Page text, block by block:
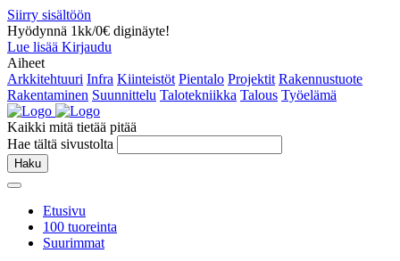
Siirry sisältöön
Hyödynnä 1kk/0€ diginäyte!
Lue lisää Kirjaudu
Aiheet
Arkkitehtuuri Infra Kiinteistöt Pientalo Projektit Rakennustuote
Rakentaminen Suunnittelu Talotekniikka Talous Työelämä
Kaikki mitä tietää pitää
Hae tältä sivustolta
Haku
Etusivu
100 tuoreinta
Suurimmat